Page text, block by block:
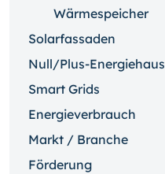
Wärmespeicher
Solarfassaden
Null/Plus-Energiehaus
Smart Grids
Energieverbrauch
Markt / Branche
Förderung